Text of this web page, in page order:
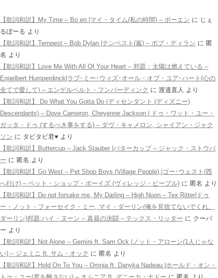
【歌詞和訳】My Time – Bo en |マイ・タイム(私の時間) – ボーエン に じぇ
るぼーる より
【歌詞和訳】Tempest – Bob Dylan |テンペスト(嵐) – ボブ・ディラン に 匿
名 より
【歌詞和訳】Love Me With All Of Your Heart – 邦題：太陽は燃えている –
Engelbert Humperdinck|ラブ･ミー･ウィズ･オール・オブ・ユア･ハート(心の
全てで愛して) – エンゲルベルト・フンパーディンク に 渡邉直人 より
【歌詞和訳】 Do What You Gotta Do (ディセンダント (ディズニー)
Descendants) – Dove Cameron, Cheyenne Jackson | ドゥ・ワット・ユー・
ガッタ・ドゥ (するべき事をする) – ダヴ・キャメロン, シャイアン・ジャク
ソン に タピタピ君♥️ より
【歌詞和訳】Buttercup – Jack Stauber |バターカップ – ジャック・ストウバ
ー に 匿名 より
【歌詞和訳】Go West – Pet Shop Boys (Village People) |ゴー･ウェスト(西
へ行け) – ペット・ショップ・ボーイズ (ヴィレッジ・ピープル) に 匿名 より
【歌詞和訳】Do not forsake me, My Darling – High Noon – Tex Ritter|ドゥ
ー・ノット・フォーセイク・ミー, マイ・ダーリン(俺を見捨てないでくれ、
ダーリン)邦題:ハイ・ヌーン – 真昼の決闘 – テックス・リッター に クーパ
ー より
【歌詞和訳】Not Alone – Gemini ft. Sam Ock |ノット・アローン(1人じゃな
い) – ジェミニ ft. サム・オック に 匿名 より
【歌詞和訳】Hold On To You – Omnia ft. Danyka Nadeau |ホールド・オン・